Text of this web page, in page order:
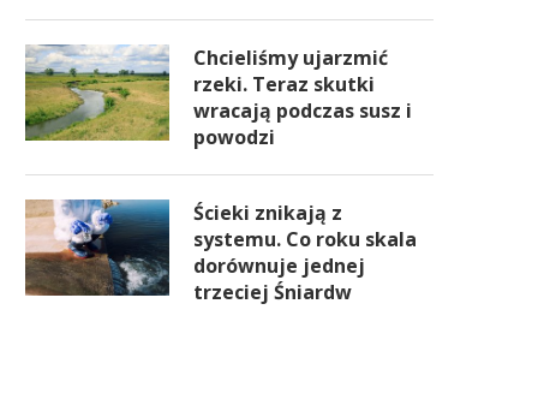
Chcieliśmy ujarzmić
rzeki. Teraz skutki
wracają podczas susz i
powodzi
Ścieki znikają z
systemu. Co roku skala
dorównuje jednej
trzeciej Śniardw